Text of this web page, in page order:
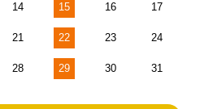
14 15 16 17
21 22 23 24
28 29 30 31